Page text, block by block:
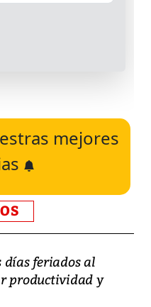
mejores
días feriados al
productividad y